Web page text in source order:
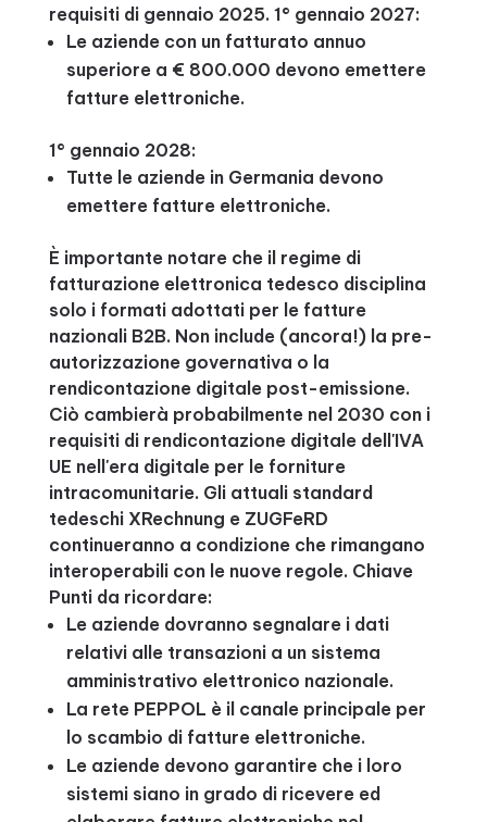
requisiti di gennaio 2025. 1° gennaio 2027:
Le aziende con un fatturato annuo
superiore a € 800.000 devono emettere
fatture elettroniche.
1° gennaio 2028:
Tutte le aziende in Germania devono
emettere fatture elettroniche.
È importante notare che il regime di
fatturazione elettronica tedesco disciplina
solo i formati adottati per le fatture
nazionali B2B. Non include (ancora!) la pre-
autorizzazione governativa o la
rendicontazione digitale post-emissione.
Ciò cambierà probabilmente nel 2030 con i
requisiti di rendicontazione digitale dell'IVA
UE nell'era digitale per le forniture
intracomunitarie. Gli attuali standard
tedeschi XRechnung e ZUGFeRD
continueranno a condizione che rimangano
interoperabili con le nuove regole. Chiave
Punti da ricordare:
Le aziende dovranno segnalare i dati
relativi alle transazioni a un sistema
amministrativo elettronico nazionale.
La rete PEPPOL è il canale principale per
lo scambio di fatture elettroniche.
Le aziende devono garantire che i loro
sistemi siano in grado di ricevere ed